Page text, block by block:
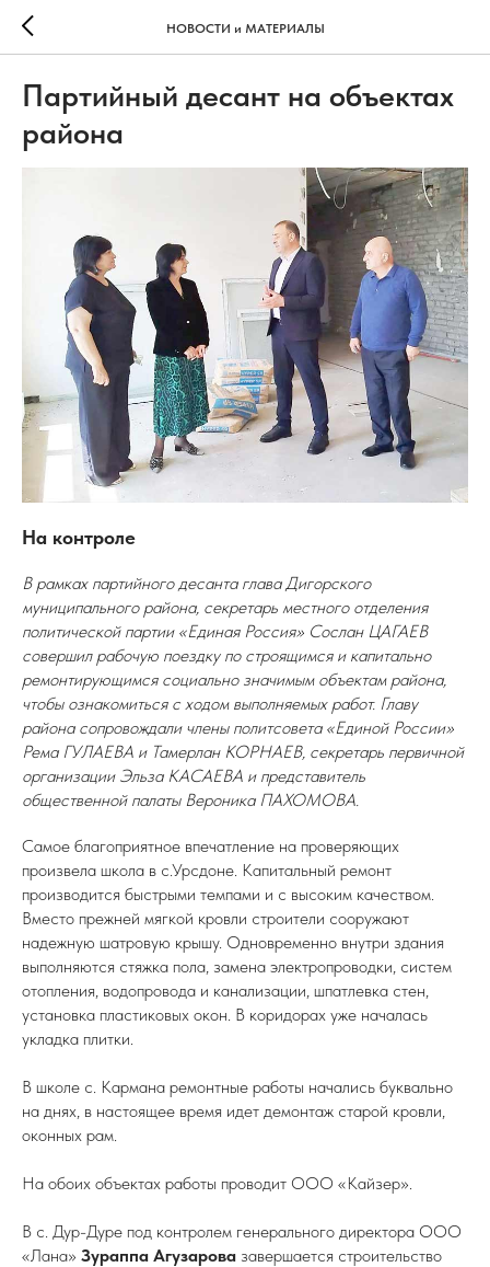
НОВОСТИ и МАТЕРИАЛЫ
Партийный десант на объектах
района
На контроле
В рамках партийного десанта глава Дигорского
муниципального района, секретарь местного отделения
политической партии «Единая Россия» Сослан ЦАГАЕВ
совершил рабочую поездку по строящимся и капитально
ремонтирующимся социально значимым объектам района,
чтобы ознакомиться с ходом выполняемых работ. Главу
района сопровождали члены политсовета «Единой России»
Рема ГУЛАЕВА и Тамерлан КОРНАЕВ, секретарь первичной
организации Эльза КАСАЕВА и представитель
общественной палаты Вероника ПАХОМОВА.
Самое благоприятное впечатление на проверяющих
произвела школа в с.Урсдоне. Капитальный ремонт
производится быстрыми темпами и с высоким качеством.
Вместо прежней мягкой кровли строители сооружают
надежную шатровую крышу. Одновременно внутри здания
выполняются стяжка пола, замена электропроводки, систем
отопления, водопровода и канализации, шпатлевка стен,
установка пластиковых окон. В коридорах уже началась
укладка плитки.
В школе с. Кармана ремонтные работы начались буквально
на днях, в настоящее время идет демонтаж старой кровли,
оконных рам.
На обоих объектах работы проводит ООО «Кайзер».
В с. Дур-Дуре под контролем генерального директора ООО
«Лана» Зураппа Агузарова завершается строительство